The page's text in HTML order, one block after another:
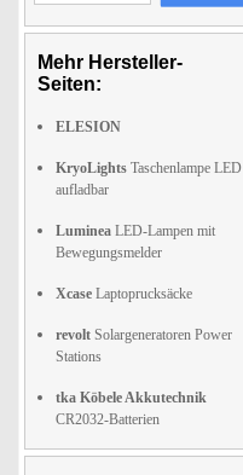
Mehr Hersteller-
Seiten:
ELESION
KryoLights Taschenlampe LED
aufladbar
Luminea LED-Lampen mit
Bewegungsmelder
Xcase Laptoprucksäcke
revolt Solargeneratoren Power
Stations
tka Köbele Akkutechnik
CR2032-Batterien